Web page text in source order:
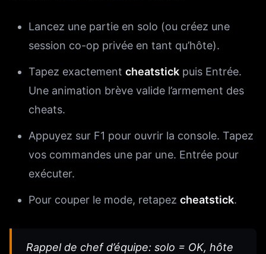
Lancez une partie en solo (ou créez une
session co-op privée en tant qu’hôte).
Tapez exactement cheatstick puis Entrée.
Une animation brève valide l’armement des
cheats.
Appuyez sur F1 pour ouvrir la console. Tapez
vos commandes une par une. Entrée pour
exécuter.
Pour couper le mode, retapez cheatstick.
Rappel de chef d’équipe: solo = OK, hôte